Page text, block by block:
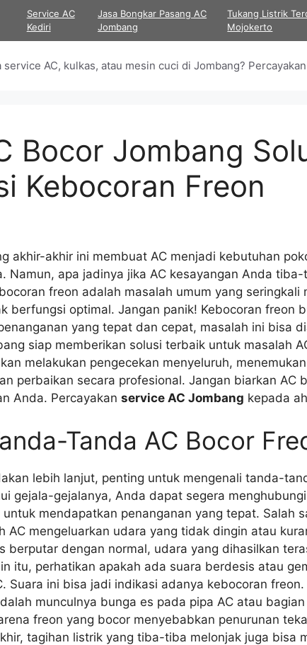
Service AC
Kediri
Jasa Bongkar Pasang AC
Jombang
Tukang Listrik
Mojokerto
service AC, kulkas, atau mesin cuci di Jombang?
Bocor Jombang
Kebocoran Freon
akhir-akhir ini membuat AC menjadi kebutuhan
Namun, apa jadinya jika AC kesayangan Anda
freon adalah masalah umum yang seringkali
berfungsi optimal. Jangan panik! Kebocoran freon
yang tepat dan cepat, masalah ini bisa
siap memberikan solusi terbaik untuk masalah
melakukan pengecekan menyeluruh,
perbaikan secara profesional. Jangan biarkan AC
Anda. Percayakan service AC Jombang kepada
Tanda AC Bocor
lebih lanjut, penting untuk mengenali tanda-
gejala-gejalanya, Anda dapat segera
mendapatkan penanganan yang tepat. Salah
AC mengeluarkan udara yang tidak dingin atau
berputar dengan normal, udara yang dihasilkan
itu, perhatikan apakah ada suara berdesis atau
Suara ini bisa jadi indikasi adanya kebocoran freon.
munculnya bunga es pada pipa AC atau
freon yang bocor menyebabkan penurunan
tagihan listrik yang tiba-tiba melonjak juga bisa